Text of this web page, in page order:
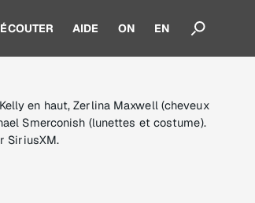
ÉCOUTER AIDE ON EN